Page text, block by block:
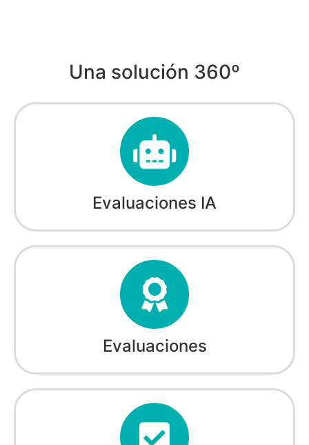
Una solución 360º
Evaluaciones IA
Evaluaciones